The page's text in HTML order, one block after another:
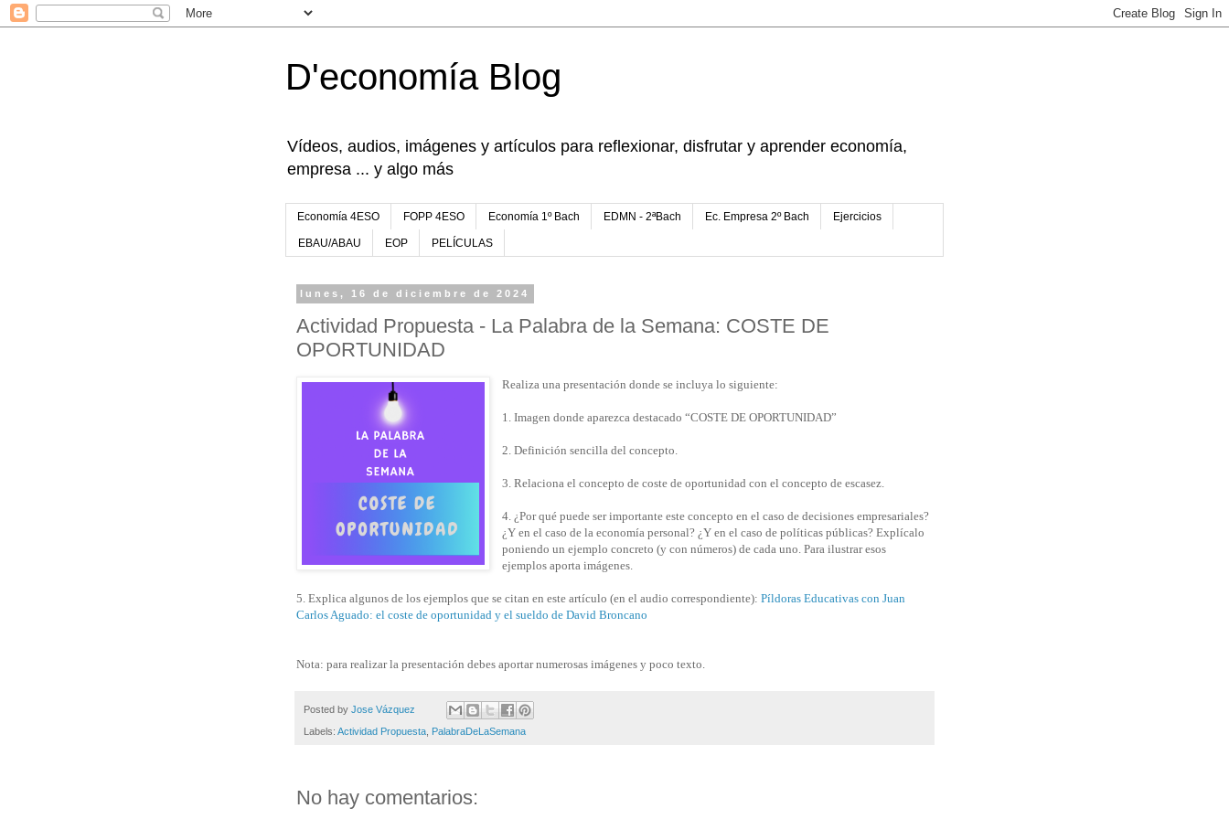
D'economía Blog
Vídeos, audios, imágenes y artículos para reflexionar, disfrutar y aprender economía,
empresa ... y algo más
Economía 4ESO FOPP 4ESO Economía 1º Bach EDMN - 2ªBach Ec. Empresa 2º Bach Ejercicios
EBAU/ABAU EOP PELÍCULAS
lunes, 16 de diciembre de 2024
Actividad Propuesta - La Palabra de la Semana: COSTE DE
OPORTUNIDAD
Realiza una presentación donde se incluya lo siguiente:
1. Imagen donde aparezca destacado “COSTE DE OPORTUNIDAD”
2. Definición sencilla del concepto.
3. Relaciona el concepto de coste de oportunidad con el concepto de escasez.
4. ¿Por qué puede ser importante este concepto en el caso de decisiones empresariales?
¿Y en el caso de la economía personal? ¿Y en el caso de políticas públicas? Explícalo
poniendo un ejemplo concreto (y con números) de cada uno. Para ilustrar esos
ejemplos aporta imágenes.
5. Explica algunos de los ejemplos que se citan en este artículo (en el audio correspondiente): Píldoras Educativas con Juan
Carlos Aguado: el coste de oportunidad y el sueldo de David Broncano
Nota: para realizar la presentación debes aportar numerosas imágenes y poco texto.
Posted by Jose Vázquez
Labels: Actividad Propuesta PalabraDeLaSemana
No hay comentarios: